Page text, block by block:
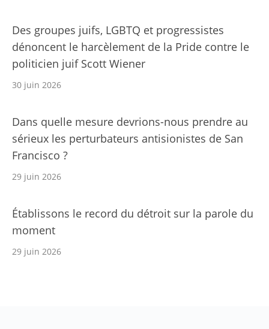
Des groupes juifs, LGBTQ et progressistes
dénoncent le harcèlement de la Pride contre le
politicien juif Scott Wiener
30 juin 2026
Dans quelle mesure devrions-nous prendre au
sérieux les perturbateurs antisionistes de San
Francisco ?
29 juin 2026
Établissons le record du détroit sur la parole du
moment
29 juin 2026